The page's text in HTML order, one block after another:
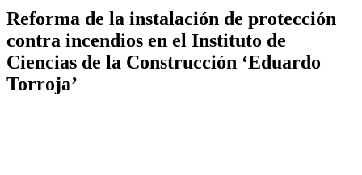
Reforma de la instalación de protección
contra incendios en el Instituto de
Ciencias de la Construcción ‘Eduardo
Torroja’